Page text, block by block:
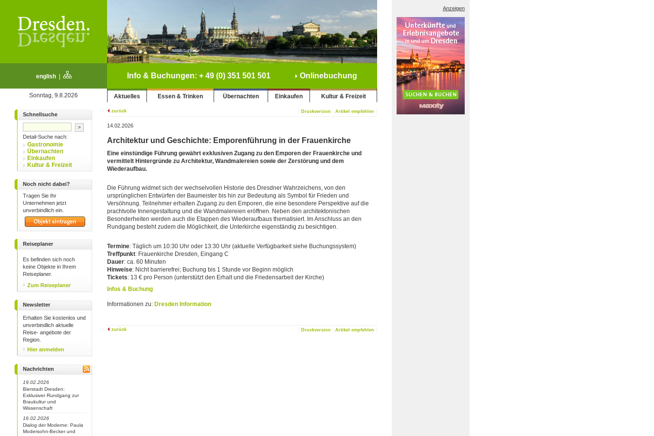
english| Info & Buchungen: + 49 (0) 351 501 501 Onlinebuchung
Sonntag, 9.8.2026 Aktuelles Essen & Trinken Übernachten Einkaufen Kultur & Freizeit
Schnellsuche
Detail-Suche nach:
Gastronomie
Übernachten
Einkaufen
Kultur & Freizeit
Noch nicht dabei?
Tragen Sie Ihr
Unternehmen jetzt
unverbindlich ein.
Reiseplaner
Es befinden sich noch
keine Objekte in Ihrem
Reiseplaner.
Zum Reiseplaner
Newsletter
Erhalten Sie kostenlos und
unverbindlich aktuelle
Reise- angebote der
Region.
Hier anmelden
Nachrichten
19.02.2026
Bierstadt Dresden:
Exklusiver Rundgang zur
Braukultur und
Wissenschaft
16.02.2026
Dialog der Moderne: Paula
Modersohn-Becker und
zurück Druckversion Artikel empfehlen
14.02.2026
Architektur und Geschichte: Emporenführung in der Frauenkirche
Eine einstündige Führung gewährt exklusiven Zugang zu den Emporen der Frauenkirche und
vermittelt Hintergründe zu Architektur, Wandmalereien sowie der Zerstörung und dem
Wiederaufbau.
Die Führung widmet sich der wechselvollen Historie des Dresdner Wahrzeichens, von den
ursprünglichen Entwürfen der Baumeister bis hin zur Bedeutung als Symbol für Frieden und
Versöhnung. Teilnehmer erhalten Zugang zu den Emporen, die eine besondere Perspektive auf die
prachtvolle Innengestaltung und die Wandmalereien eröffnen. Neben den architektonischen
Besonderheiten werden auch die Etappen des Wiederaufbaus thematisiert. Im Anschluss an den
Rundgang besteht zudem die Möglichkeit, die Unterkirche eigenständig zu besichtigen.
Termine: Täglich um 10:30 Uhr oder 13:30 Uhr (aktuelle Verfügbarkeit siehe Buchungssystem)
Treffpunkt: Frauenkirche Dresden, Eingang C
Dauer: ca. 60 Minuten
Hinweise: Nicht barrierefrei; Buchung bis 1 Stunde vor Beginn möglich
Tickets: 13 € pro Person (unterstützt den Erhalt und die Friedensarbeit der Kirche)
Infos & Buchung
Informationen zu: Dresden Information
zurück Druckversion Artikel empfehlen
Anzeigen